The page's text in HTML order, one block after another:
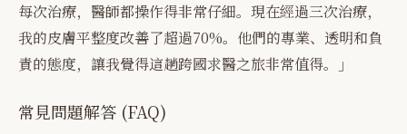
每次治療，醫師都操作得非常仔細。現在經過三次治療，
我的皮膚平整度改善了超過70%。他們的專業、透明和負
責的態度，讓我覺得這趟跨國求醫之旅非常值得。」
常見問題解答 (FAQ)